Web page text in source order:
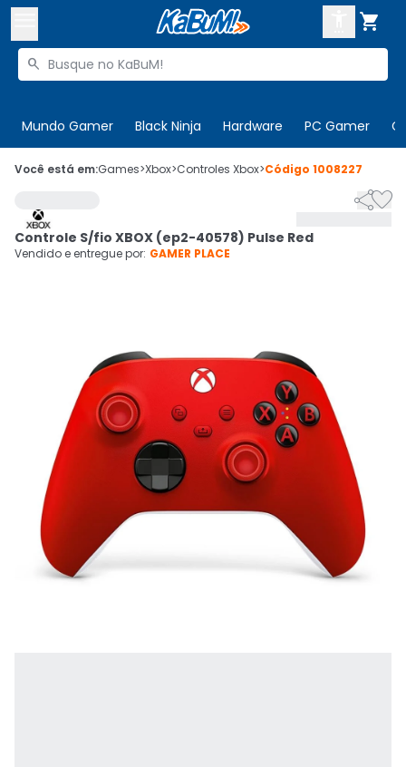

Buscar produtos

Mundo Gamer Black Ninja Hardware PC Gamer
 Olá. Acesse sua conta

Cupons
CADASTRE-SE
Você está em:Games>Xbox>Controles Xbox>Código 1008227

Controle S/fio XBOX (ep2-40578) Pulse Red
Vendido e entregue por: GAMER PLACE